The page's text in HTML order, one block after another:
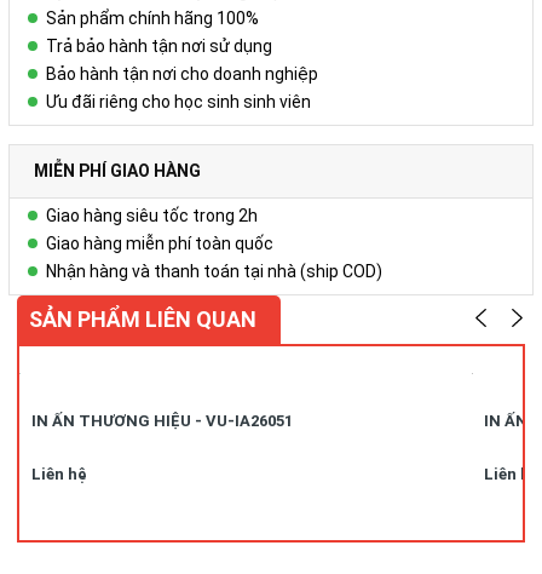
trọng và đẳng cấp Thông qua sản phẩm Sổ bìa da – Bộ quà
tặng cao cấp!
Để biết thêm chi tiết, xin liên hệ:
Công ty Cổ phần Vy Uyên
DC: Số 23, ngõ 50 Hoàng Văn Thái, Khương Mai, Thanh Xuân, Hà
Nội
Hotline/zalo: 0978.552.388 ( Ms Uyên)
Sản phẩm chính hãng 100%
Trả bảo hành tận nơi sử dụng
Bảo hành tận nơi cho doanh nghiệp
Ưu đãi riêng cho học sinh sinh viên
MIỄN PHÍ GIAO HÀNG
Giao hàng siêu tốc trong 2h
Giao hàng miễn phí toàn quốc
Nhận hàng và thanh toán tại nhà (ship COD)
SẢN PHẨM LIÊN QUAN
IN ẤN THƯƠNG HIỆU - VU-IA26051
Liên hệ
IN ẤN
Liên hệ